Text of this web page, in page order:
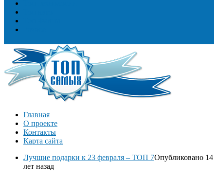
Главная
О проекте
Контакты
Карта сайта
Лучшие подарки к 23 февраля – ТОП 7Опубликовано 14
лет назад